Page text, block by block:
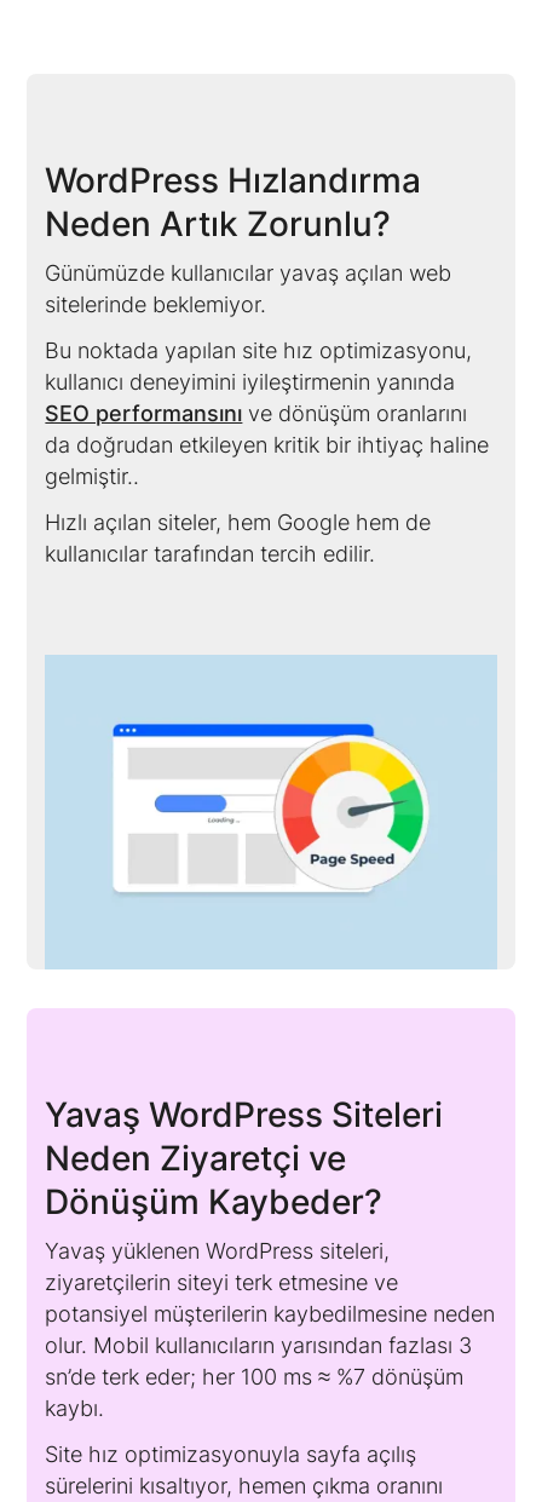
WordPress Hızlandırma
Neden Artık Zorunlu?
Günümüzde kullanıcılar yavaş açılan web
sitelerinde beklemiyor.
Bu noktada yapılan site hız optimizasyonu,
kullanıcı deneyimini iyileştirmenin yanında
SEO performansını ve dönüşüm oranlarını
da doğrudan etkileyen kritik bir ihtiyaç haline
gelmiştir..
Hızlı açılan siteler, hem Google hem de
kullanıcılar tarafından tercih edilir.
Yavaş WordPress Siteleri
Neden Ziyaretçi ve
Dönüşüm Kaybeder?
Yavaş yüklenen WordPress siteleri,
ziyaretçilerin siteyi terk etmesine ve
potansiyel müşterilerin kaybedilmesine neden
olur. Mobil kullanıcıların yarısından fazlası 3
sn’de terk eder; her 100 ms ≈ %7 dönüşüm
kaybı.
Site hız optimizasyonuyla sayfa açılış
sürelerini kısaltıyor, hemen çıkma oranını